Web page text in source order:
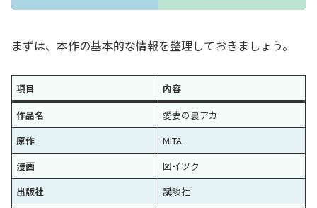
まずは、本作の基本的な情報を整理しておきましょう。
項目
内容
作品名
愛妻の裏アカ
原作
MITA
漫画
図イツク
出版社
講談社